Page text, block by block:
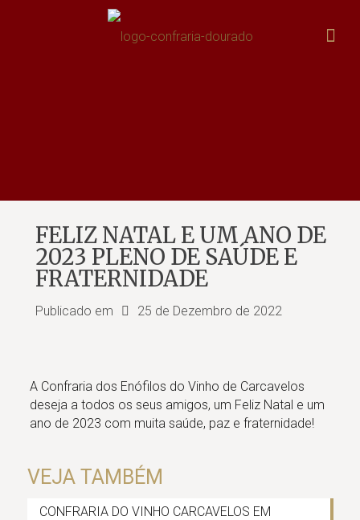
FELIZ NATAL E UM ANO DE
2023 PLENO DE SAÚDE E
FRATERNIDADE
Publicado em 25 de Dezembro de 2022
A Confraria dos Enófilos do Vinho de Carcavelos
deseja a todos os seus amigos, um Feliz Natal e um
ano de 2023 com muita saúde, paz e fraternidade!
VEJA TAMBÉM
CONFRARIA DO VINHO CARCAVELOS EM